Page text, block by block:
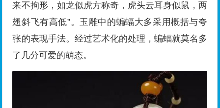
来不拘形，如龙似虎方称奇，虎头云耳身似鼠，两
翅斜飞有高低”。玉雕中的蝙蝠大多采用概括与夸
张的表现手法。经过艺术化的处理，蝙蝠就莫名多
了几分可爱的萌态。